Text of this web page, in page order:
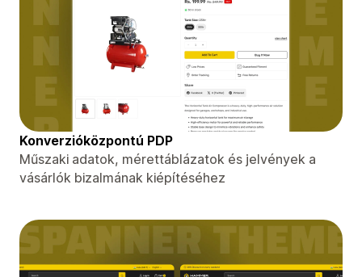
Konverzióközpontú PDP
Műszaki adatok, mérettáblázatok és jelvények a
vásárlók bizalmának kiépítéséhez